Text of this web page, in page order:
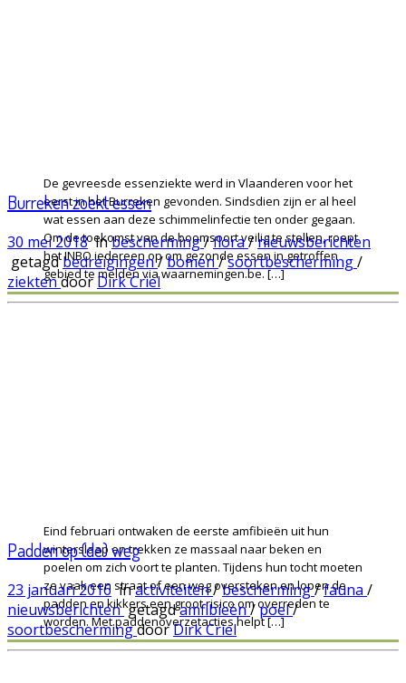
De gevreesde essenziekte werd in Vlaanderen voor het
eerst in het Burreken gevonden. Sindsdien zijn er al heel
wat essen aan deze schimmelinfectie ten onder gegaan.
Om de toekomst van de boomsoort veilig te stellen, roept
het INBO iedereen op om gezonde essen in getroffen
gebied te melden via waarnemingen.be. […]
Burreken zoekt essen
30 mei 2018inbescherming/flora/nieuwsberichten
getagdbedreigingen/bomen/soortbescherming/
ziektendoorDirk Criel
Eind februari ontwaken de eerste amfibieën uit hun
winterslaap en trekken ze massaal naar beken en
poelen om zich voort te planten. Tijdens hun tocht moeten
ze vaak een straat of een weg oversteken en lopen de
padden en kikkers een groot risico om overreden te
worden. Met paddenoverzetacties helpt […]
Padden op (de) weg
23 januari 2016 inactiviteiten/bescherming/fauna /
nieuwsberichtengetagdamfibieën/poel/
soortbeschermingdoorDirk Criel